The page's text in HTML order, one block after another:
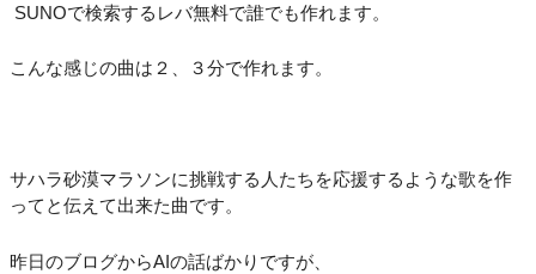
SUNOで検索するレバ無料で誰でも作れます。
こんな感じの曲は２、３分で作れます。
サハラ砂漠マラソンに挑戦する人たちを応援するような歌を作
ってと伝えて出来た曲です。
昨日のブログからAIの話ばかりですが、